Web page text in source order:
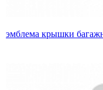
эмблема крышки